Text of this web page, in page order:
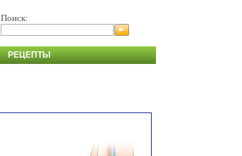
Поиск:
РЕЦЕПТЫ